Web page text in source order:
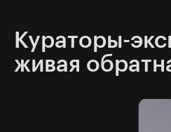
Кураторы-
живая